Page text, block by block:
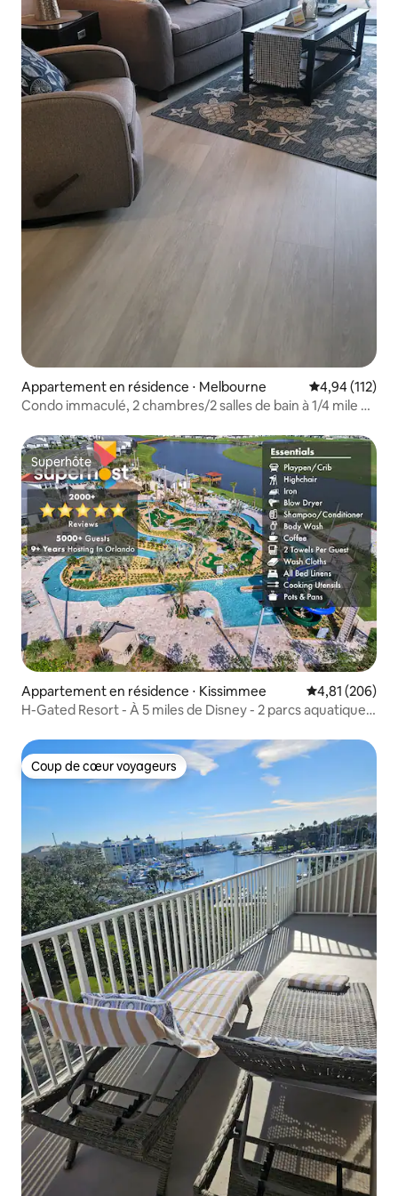
Appartement en résidence ⋅ Melbourne Évaluation
4,94 (112)
Condo immaculé, 2 chambres/2 salles de bain à 1/4 mile de
Superhôte
Superhôte
Appartement en résidence ⋅ Kissimmee Évaluation
4,81 (206)
H-Gated Resort - À 5 miles de Disney - 2 parcs aquatiques
Coup de cœur voyageurs
Coup de cœur voyageurs